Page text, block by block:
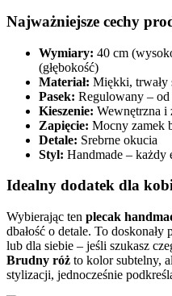
Najważniejsze cechy
Wymiary: 40 cm
(głębokość)
Materiał: Miękki, trwały
Pasek: Regulowany –
Kieszenie: Wewnętrzna i
Zapięcie: Mocny zamek
Detale: Srebrne okucia
Styl: Handmade – każdy
Idealny dodatek dla
Wybierając ten plecak
dbałość o detale. To
lub dla siebie – jeśli szukasz
Brudny róż to kolor subtelny,
stylizacji, jednocześnie